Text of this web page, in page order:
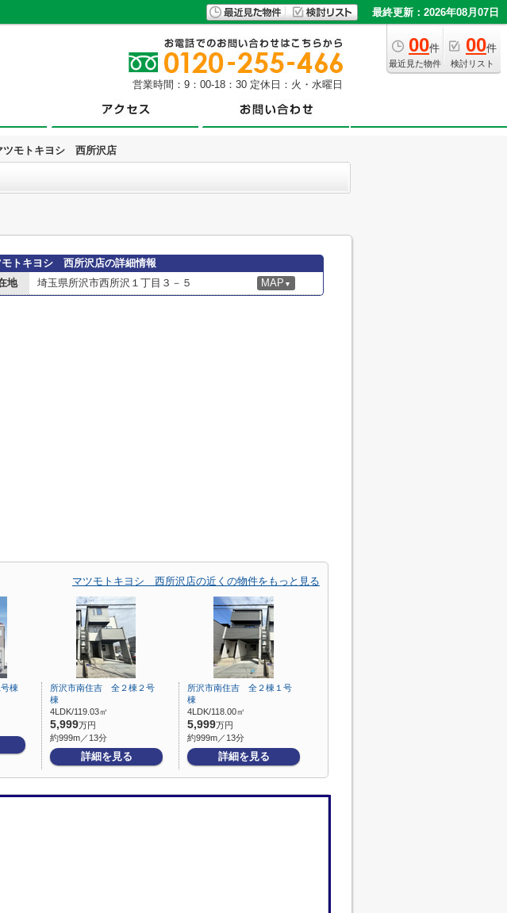
最終更新：2026年08月07日
00件
最近見た物件
00件
検討リスト
営業時間：9：00-18：30 定休日：火・水曜日
ツモトキヨシ 西所沢店
モトキヨシ 西所沢店の詳細情報
地
埼玉県所沢市西所沢１丁目３－５ MAP ▼
マツモトキヨシ 西所沢店の近くの物件をもっと見る
棟
所沢市南住吉 全２棟２号
棟
4LDK/119.03㎡
5,999万円
約999m／13分
詳細を見る
所沢市南住吉 全２棟１号
棟
4LDK/118.00㎡
5,999万円
約999m／13分
詳細を見る